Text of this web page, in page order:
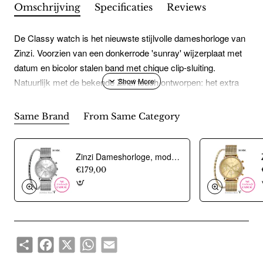
Omschrijving Specificaties Reviews
De Classy watch is het nieuwste stijlvolle dameshorloge van
Zinzi. Voorzien van een donkerrode 'sunray' wijzerplaat met
datum en bicolor stalen band met chique clip-sluiting.
Natuurlijk met de bekende Zinzi touch ontworpen: het extra
rosÚgoudgekleurde kast (34mm) zorgen voor een classy
maar fashionable look. Leuk detail: de seconde wijzer met
een subtiel hartje en de speelse ronde dag-aanduiding. Ook
5atm waterbestendig (tegen regen en spatwater) en met
sterk mineraal glas. Kwaliteit staat bij Zinzi voorop.
Same Brand From Same Category
Zinzi Dameshorloge, model Chrono ZIW1602. Zilverkleurig (36mm). Incl. gratis armbandje t.w.v Ç 29,95 - 20354
€179,00
ShareFacebook
X WhatsAppEmail